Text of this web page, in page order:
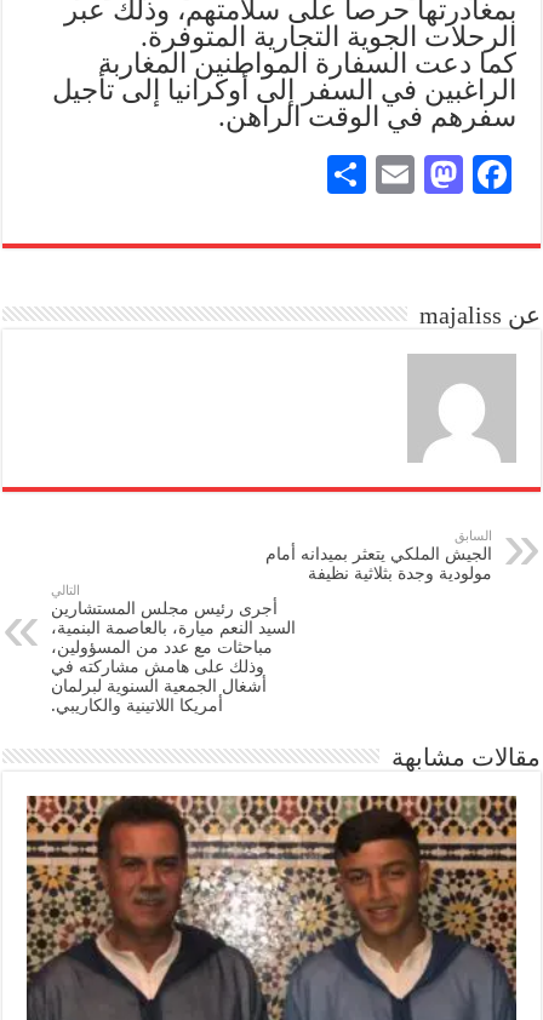
بمغادرتها حرصا على سلامتهم، وذلك عبر
الرحلات الجوية التجارية المتوفرة.
كما دعت السفارة المواطنين المغاربة
الراغبين في السفر إلى أوكرانيا إلى تأجيل
سفرهم في الوقت الراهن.
Fa
bo
M
to
n
E
ail
re
عن majaliss
السابق
الجيش الملكي يتعثر بميدانه أمام
مولودية وجدة بثلاثية نظيفة
التالي
أجرى رئيس مجلس المستشارين
السيد النعم ميارة، بالعاصمة البنمية،
مباحثات مع عدد من المسؤولين،
وذلك على هامش مشاركته في
أشغال الجمعية السنوية لبرلمان
أمريكا اللاتينية والكاريبي.
مقالات مشابهة